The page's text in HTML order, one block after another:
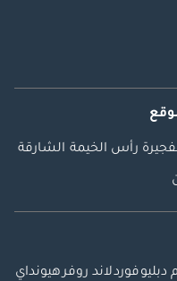
رأس الخيمة الشارقة
دبليوفوردلاند روفرهيونداي